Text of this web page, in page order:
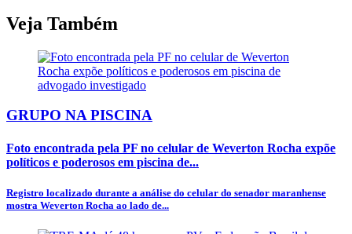
Veja Também
GRUPO NA PISCINA
Foto encontrada pela PF no celular de Weverton Rocha expõe
políticos e poderosos em piscina de...
Registro localizado durante a análise do celular do senador maranhense
mostra Weverton Rocha ao lado de...